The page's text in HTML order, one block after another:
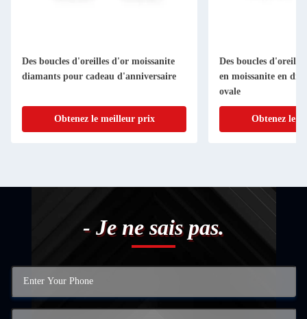
Des boucles d'oreilles d'or moissanite
diamants pour cadeau d'anniversaire
Obtenez le meilleur prix
Des boucles
en moissanite en
ovale
Obtenez le
- Je ne sais pas.